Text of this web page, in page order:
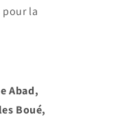
pour la
Abad,
Boué,